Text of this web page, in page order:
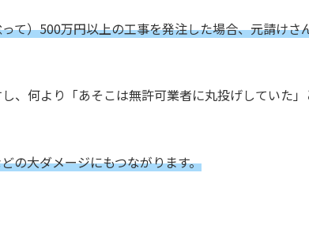
て）500万円以上の工事を発注した場合、元請け
、何より「あそこは無許可業者に丸投げしていた
の大ダメージにもつながります。